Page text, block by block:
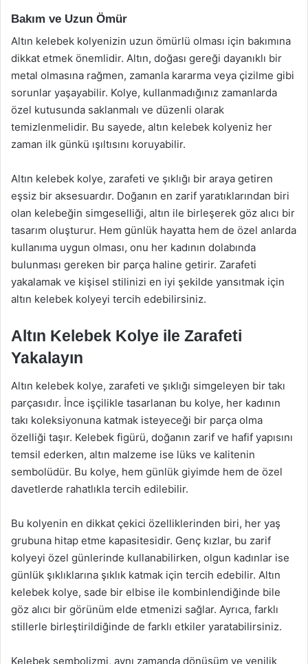
Bakım ve Uzun Ömür
Altın kelebek kolyenizin uzun ömürlü olması için bakımına
dikkat etmek önemlidir. Altın, doğası gereği dayanıklı bir
metal olmasına rağmen, zamanla kararma veya çizilme gibi
sorunlar yaşayabilir. Kolye, kullanmadığınız zamanlarda
özel kutusunda saklanmalı ve düzenli olarak
temizlenmelidir. Bu sayede, altın kelebek kolyeniz her
zaman ilk günkü ışıltısını koruyabilir.
Altın kelebek kolye, zarafeti ve şıklığı bir araya getiren
eşsiz bir aksesuardır. Doğanın en zarif yaratıklarından biri
olan kelebeğin simgeselliği, altın ile birleşerek göz alıcı bir
tasarım oluşturur. Hem günlük hayatta hem de özel anlarda
kullanıma uygun olması, onu her kadının dolabında
bulunması gereken bir parça haline getirir. Zarafeti
yakalamak ve kişisel stilinizi en iyi şekilde yansıtmak için
altın kelebek kolyeyi tercih edebilirsiniz.
Altın Kelebek Kolye ile Zarafeti
Yakalayın
Altın kelebek kolye, zarafeti ve şıklığı simgeleyen bir takı
parçasıdır. İnce işçilikle tasarlanan bu kolye, her kadının
takı koleksiyonuna katmak isteyeceği bir parça olma
özelliği taşır. Kelebek figürü, doğanın zarif ve hafif yapısını
temsil ederken, altın malzeme ise lüks ve kalitenin
sembolüdür. Bu kolye, hem günlük giyimde hem de özel
davetlerde rahatlıkla tercih edilebilir.
Bu kolyenin en dikkat çekici özelliklerinden biri, her yaş
grubuna hitap etme kapasitesidir. Genç kızlar, bu zarif
kolyeyi özel günlerinde kullanabilirken, olgun kadınlar ise
günlük şıklıklarına şıklık katmak için tercih edebilir. Altın
kelebek kolye, sade bir elbise ile kombinlendiğinde bile
göz alıcı bir görünüm elde etmenizi sağlar. Ayrıca, farklı
stillerle birleştirildiğinde de farklı etkiler yaratabilirsiniz.
Kelebek sembolizmi, aynı zamanda dönüşüm ve yenilik